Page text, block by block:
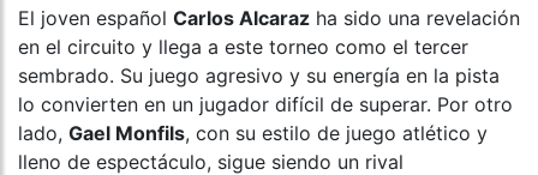
El joven español Carlos Alcaraz ha sido una revelación
en el circuito y llega a este torneo como el tercer
sembrado. Su juego agresivo y su energía en la pista
lo convierten en un jugador difícil de superar. Por otro
lado, Gael Monfils, con su estilo de juego atlético y
lleno de espectáculo, sigue siendo un rival